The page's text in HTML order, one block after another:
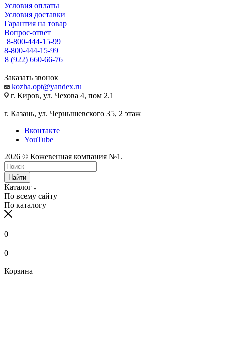
Условия оплаты
Условия доставки
Гарантия на товар
Вопрос-ответ
8-800-444-15-99
8-800-444-15-99
8 (922) 660-66-76
Заказать звонок
kozha.opt@yandex.ru
г. Киров, ул. Чехова 4, пом 2.1
г. Казань, ул. Чернышевского 35, 2 этаж
Вконтакте
YouTube
2026 © Кожевенная компания №1.
Найти
Каталог
По всему сайту
По каталогу
0
0
Корзина